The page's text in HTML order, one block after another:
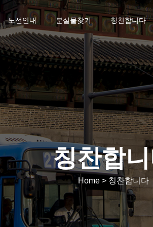
노선안내 분실물찾기 칭찬합니다
칭찬합
Home > 칭찬합니다